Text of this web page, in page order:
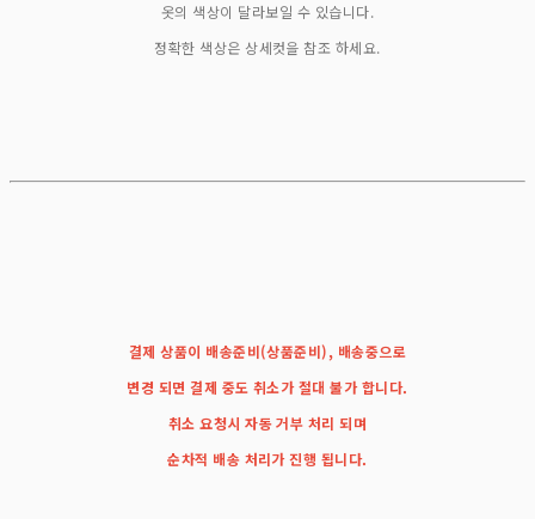
옷의 색상이 달라보일 수 있습니다.
정확한 색상은 상세컷을 참조 하세요.
결제 상품이 배송준비(상품준비), 배송중으로
변경 되면 결제 중도 취소가 절대 불가 합니다.
취소 요청시 자동 거부 처리 되며
순차적 배송 처리가 진행 됩니다.